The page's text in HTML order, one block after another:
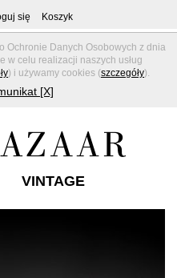
Ochronie Danych Osobowych z dnia
w celu realizacji naszych usług
) i używamy cookies (szczegóły).
[X]
się Koszyk
VINTAGE